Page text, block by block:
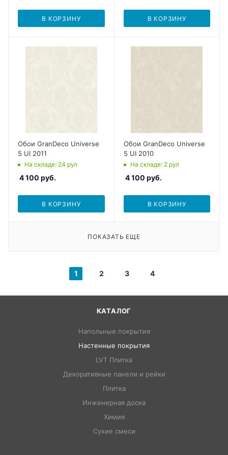
В КОРЗИНУ В КОРЗИНУ
Обои GranDeco Universe
5 UI 2011
На складе: 24 рул
4 100 руб.
В КОРЗИНУ
Обои GranDeco Universe
5 UI 2010
На складе: 2 рул
4 100 руб.
В КОРЗИНУ
ПОКАЗАТЬ ЕЩЕ
1 2 3 4
КАТАЛОГ
Напольные покрытия
Настенные покрытия
LVT Плитка
Декоративные панели и рейки
Плитка
Инженерная доска
Химия
Сухие смеси